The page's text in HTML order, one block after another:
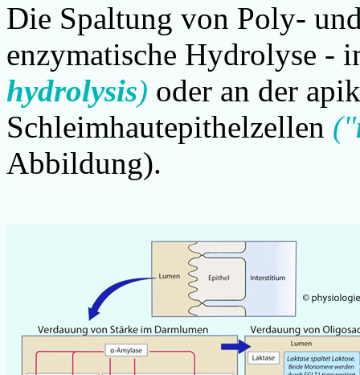
Die Spaltung von Poly-
enzymatische Hydrolyse -
hydrolysis) oder an der
Schleimhautepithelzellen ("
Abbildung).